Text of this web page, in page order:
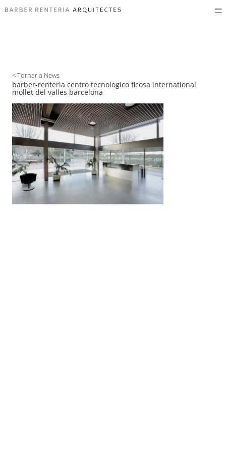
< Tornar a News
barber-renteria centro tecnologico ficosa international
mollet del valles barcelona